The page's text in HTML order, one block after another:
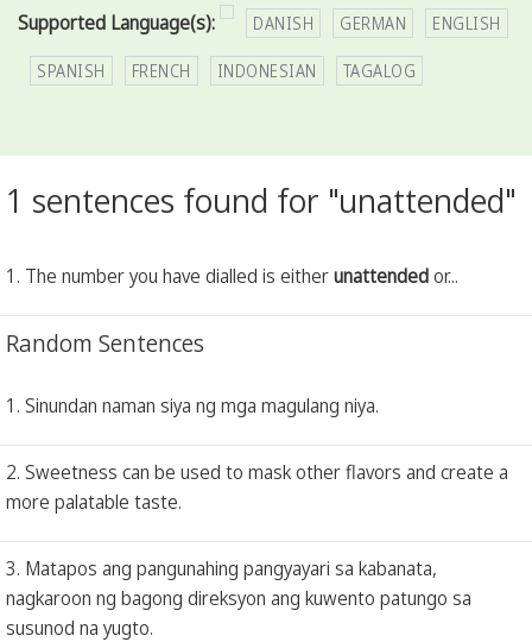
Supported Language(s): DANISH GERMAN ENGLISH
SPANISH FRENCH INDONESIAN TAGALOG
1 sentences found for "unattended"
1. The number you have dialled is eitherunattendedor...
Random Sentences
1. Sinundan naman siya ng mga magulang niya.
2. Sweetness can be used to mask other flavors and create a
more palatable taste.
3. Matapos ang pangunahing pangyayari sa kabanata,
nagkaroon ng bagong direksyon ang kuwento patungo sa
susunod na yugto.